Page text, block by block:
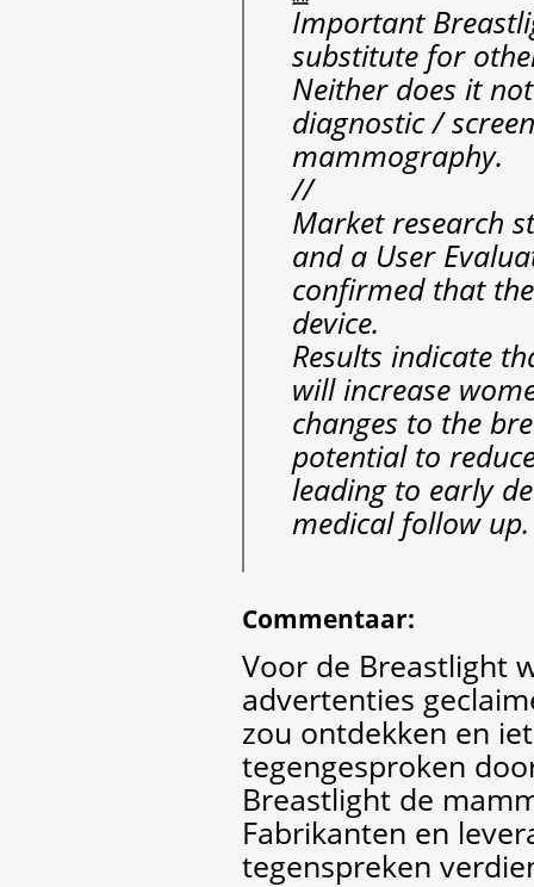
Important
substitute for
Neither does it
diagnostic /
mammography.
//
Market research
and a User
confirmed that
device.
Results indicate
will increase
changes to the
potential to
leading to early
medical follow up.
Commentaar:
Voor de Breastlight
advertenties
zou ontdekken en
tegengesproken
Breastlight de
Fabrikanten en
tegenspreken